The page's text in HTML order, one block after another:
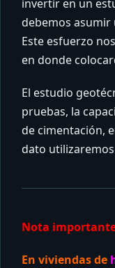
invertir en un
debemos asumir
Este esfuerzo
en donde
El estudio
pruebas, la
de cimentación,
dato
Nota
En viviendas de